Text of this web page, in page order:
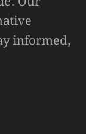
informed,